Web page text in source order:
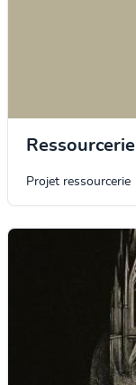
Ressourcerie
Projet ressourcerie